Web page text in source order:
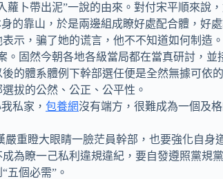
蘿卜帶出泥”一說的由來。對付宋平順來說
的靠山，於是兩邊組成瞭好處配合體，好
，骗了她的谎言，他不不知道如何制造
固然今朝各地各級當局都在當真研討，
的體系體例下幹部選任便是全然無據可依
拔的公然、公正、公平性。
私家， 包養網沒有端方，很難成為一個及
重瞪大眼睛一臉茫員幹部，也要強化自身
為瞭一己私利違規違紀，要自發遵照黨規
個必需”。